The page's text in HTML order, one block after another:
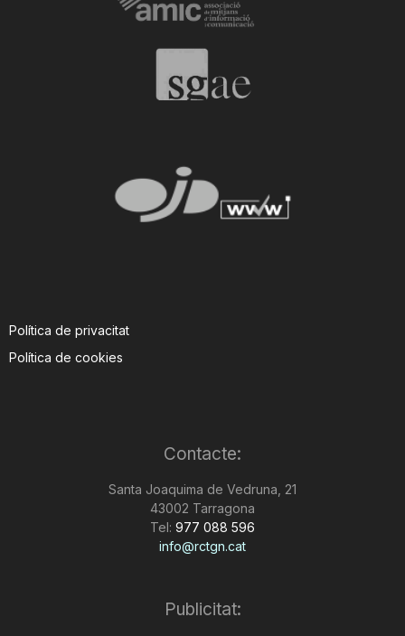
Política de privacitat
Política de cookies
Contacte:
Santa Joaquima de Vedruna, 21
43002 Tarragona
Tel: 977 088 596
info@rctgn.cat
Publicitat: